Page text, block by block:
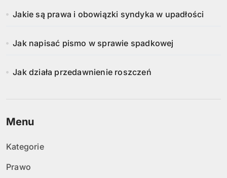
Jakie są prawa i obowiązki syndyka w upadłości
Jak napisać pismo w sprawie spadkowej
Jak działa przedawnienie roszczeń
Menu
Kategorie
Prawo